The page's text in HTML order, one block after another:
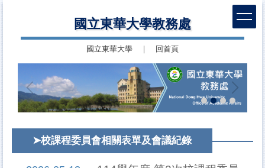
國立東華大學教務處
國立東華大學 回首頁
➤校課程委員會相關表單及會議紀錄